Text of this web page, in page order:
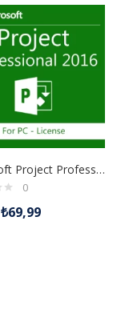
Microsoft Project Professional 2016 Dijital İndirilebilir Lisans
0
₺69,99